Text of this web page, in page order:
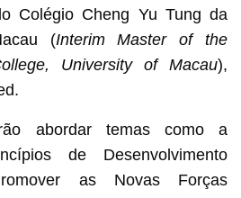
Colégio Cheng Yu Tung da
(Interim Master of the
University of Macau),
abordar temas como a
de Desenvolvimento
as Novas Forças